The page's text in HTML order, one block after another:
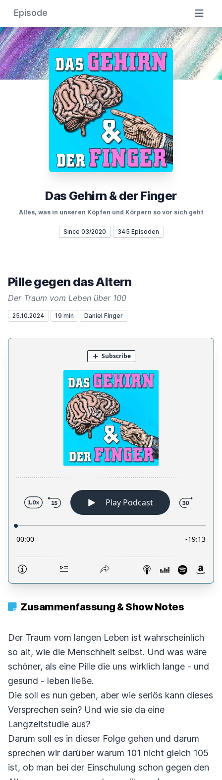
Episode
Das Gehirn & der Finger
Alles, was in unseren Köpfen und Körpern so vor sich geht
Since 03/2020 345 Episoden
Pille gegen das Altern
Der Traum vom Leben über 100
25.10.2024 19 min Daniel Finger
Zusammenfassung & Show Notes
Der Traum vom langen Leben ist wahrscheinlich
so alt, wie die Menschheit selbst. Und was wäre
schöner, als eine Pille die uns wirklich lange - und
gesund - leben ließe.
Die soll es nun geben, aber wie seriös kann dieses
Versprechen sein? Und wie sie da eine
Langzeitstudie aus?
Darum soll es in dieser Folge gehen und darum
sprechen wir darüber warum 101 nicht gleich 105
ist, ob man bei der Einschulung schon gegen den